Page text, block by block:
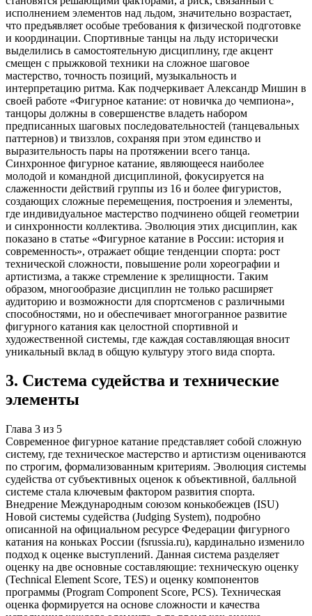
исполнением элементов над льдом, значительно возрастает,
что предъявляет особые требования к физической подготовке
и координации. Спортивные танцы на льду исторически
выделились в самостоятельную дисциплину, где акцент
смещен с прыжковой техники на сложное шаговое
мастерство, точность позиций, музыкальность и
интерпретацию ритма. Как подчеркивает Александр Мишин в
своей работе «Фигурное катание: от новичка до чемпиона»,
танцоры должны в совершенстве владеть набором
предписанных шаговых последовательностей (танцевальных
паттернов) и твиззлов, сохраняя при этом единство и
выразительность пары на протяжении всего танца.
Синхронное фигурное катание, являющееся наиболее
молодой и командной дисциплиной, фокусируется на
слаженности действий группы из 16 и более фигуристов,
создающих сложные перемещения, построения и элементы,
где индивидуальное мастерство подчинено общей геометрии
и синхронности коллектива. Эволюция этих дисциплин, как
показано в статье «Фигурное катание в России: история и
современность», отражает общие тенденции спорта: рост
технической сложности, повышение роли хореографии и
артистизма, а также стремление к зрелищности. Таким
образом, многообразие дисциплин не только расширяет
аудиторию и возможности для спортсменов с различными
способностями, но и обеспечивает многогранное развитие
фигурного катания как целостной спортивной и
художественной системы, где каждая составляющая вносит
уникальный вклад в общую культуру этого вида спорта.
3. Система судейства и технические
элементы
Глава 3 из 5
Современное фигурное катание представляет собой сложную
систему, где техническое мастерство и артистизм оцениваются
по строгим, формализованным критериям. Эволюция системы
судейства от субъективных оценок к объективной, балльной
системе стала ключевым фактором развития спорта.
Внедрение Международным союзом конькобежцев (ISU)
Новой системы судейства (Judging System), подробно
описанной на официальном ресурсе Федерации фигурного
катания на коньках России (fsrussia.ru), кардинально изменило
подход к оценке выступлений. Данная система разделяет
оценку на две основные составляющие: техническую оценку
(Technical Element Score, TES) и оценку компонентов
программы (Program Component Score, PCS). Техническая
оценка формируется на основе сложности и качества